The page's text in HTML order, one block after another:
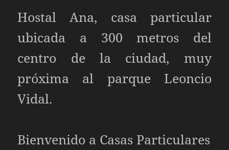
Hostal Ana, casa particular
ubicada a 300 metros del
centro de la ciudad, muy
próxima al parque Leoncio
Vidal.
Bienvenido a Casas Particulares